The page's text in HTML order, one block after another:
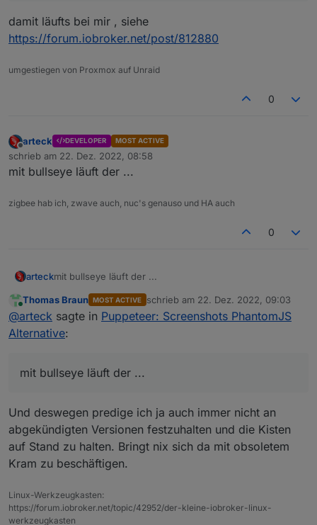
damit läufts bei mir , siehe
https://forum.iobroker.net/post/812880
umgestiegen von Proxmox auf Unraid
0
Offline
arteck DEVELOPER MOST ACTIVE
schrieb am 22. Dez. 2022, 08:58
zuletzt editiert von
mit bullseye läuft der ...
zigbee hab ich, zwave auch, nuc's genauso und HA auch
0
arteckmit bullseye läuft der ...
Online
Thomas Braun MOST ACTIVE schrieb am 22. Dez. 2022, 09:03
zuletzt editiert von
@arteck sagte in Puppeteer: Screenshots PhantomJS
Alternative:
mit bullseye läuft der ...
Und deswegen predige ich ja auch immer nicht an
abgekündigten Versionen festzuhalten und die Kisten
auf Stand zu halten. Bringt nix sich da mit obsoletem
Kram zu beschäftigen.
Linux-Werkzeugkasten:
https://forum.iobroker.net/topic/42952/der-kleine-iobroker-linux-
werkzeugkasten